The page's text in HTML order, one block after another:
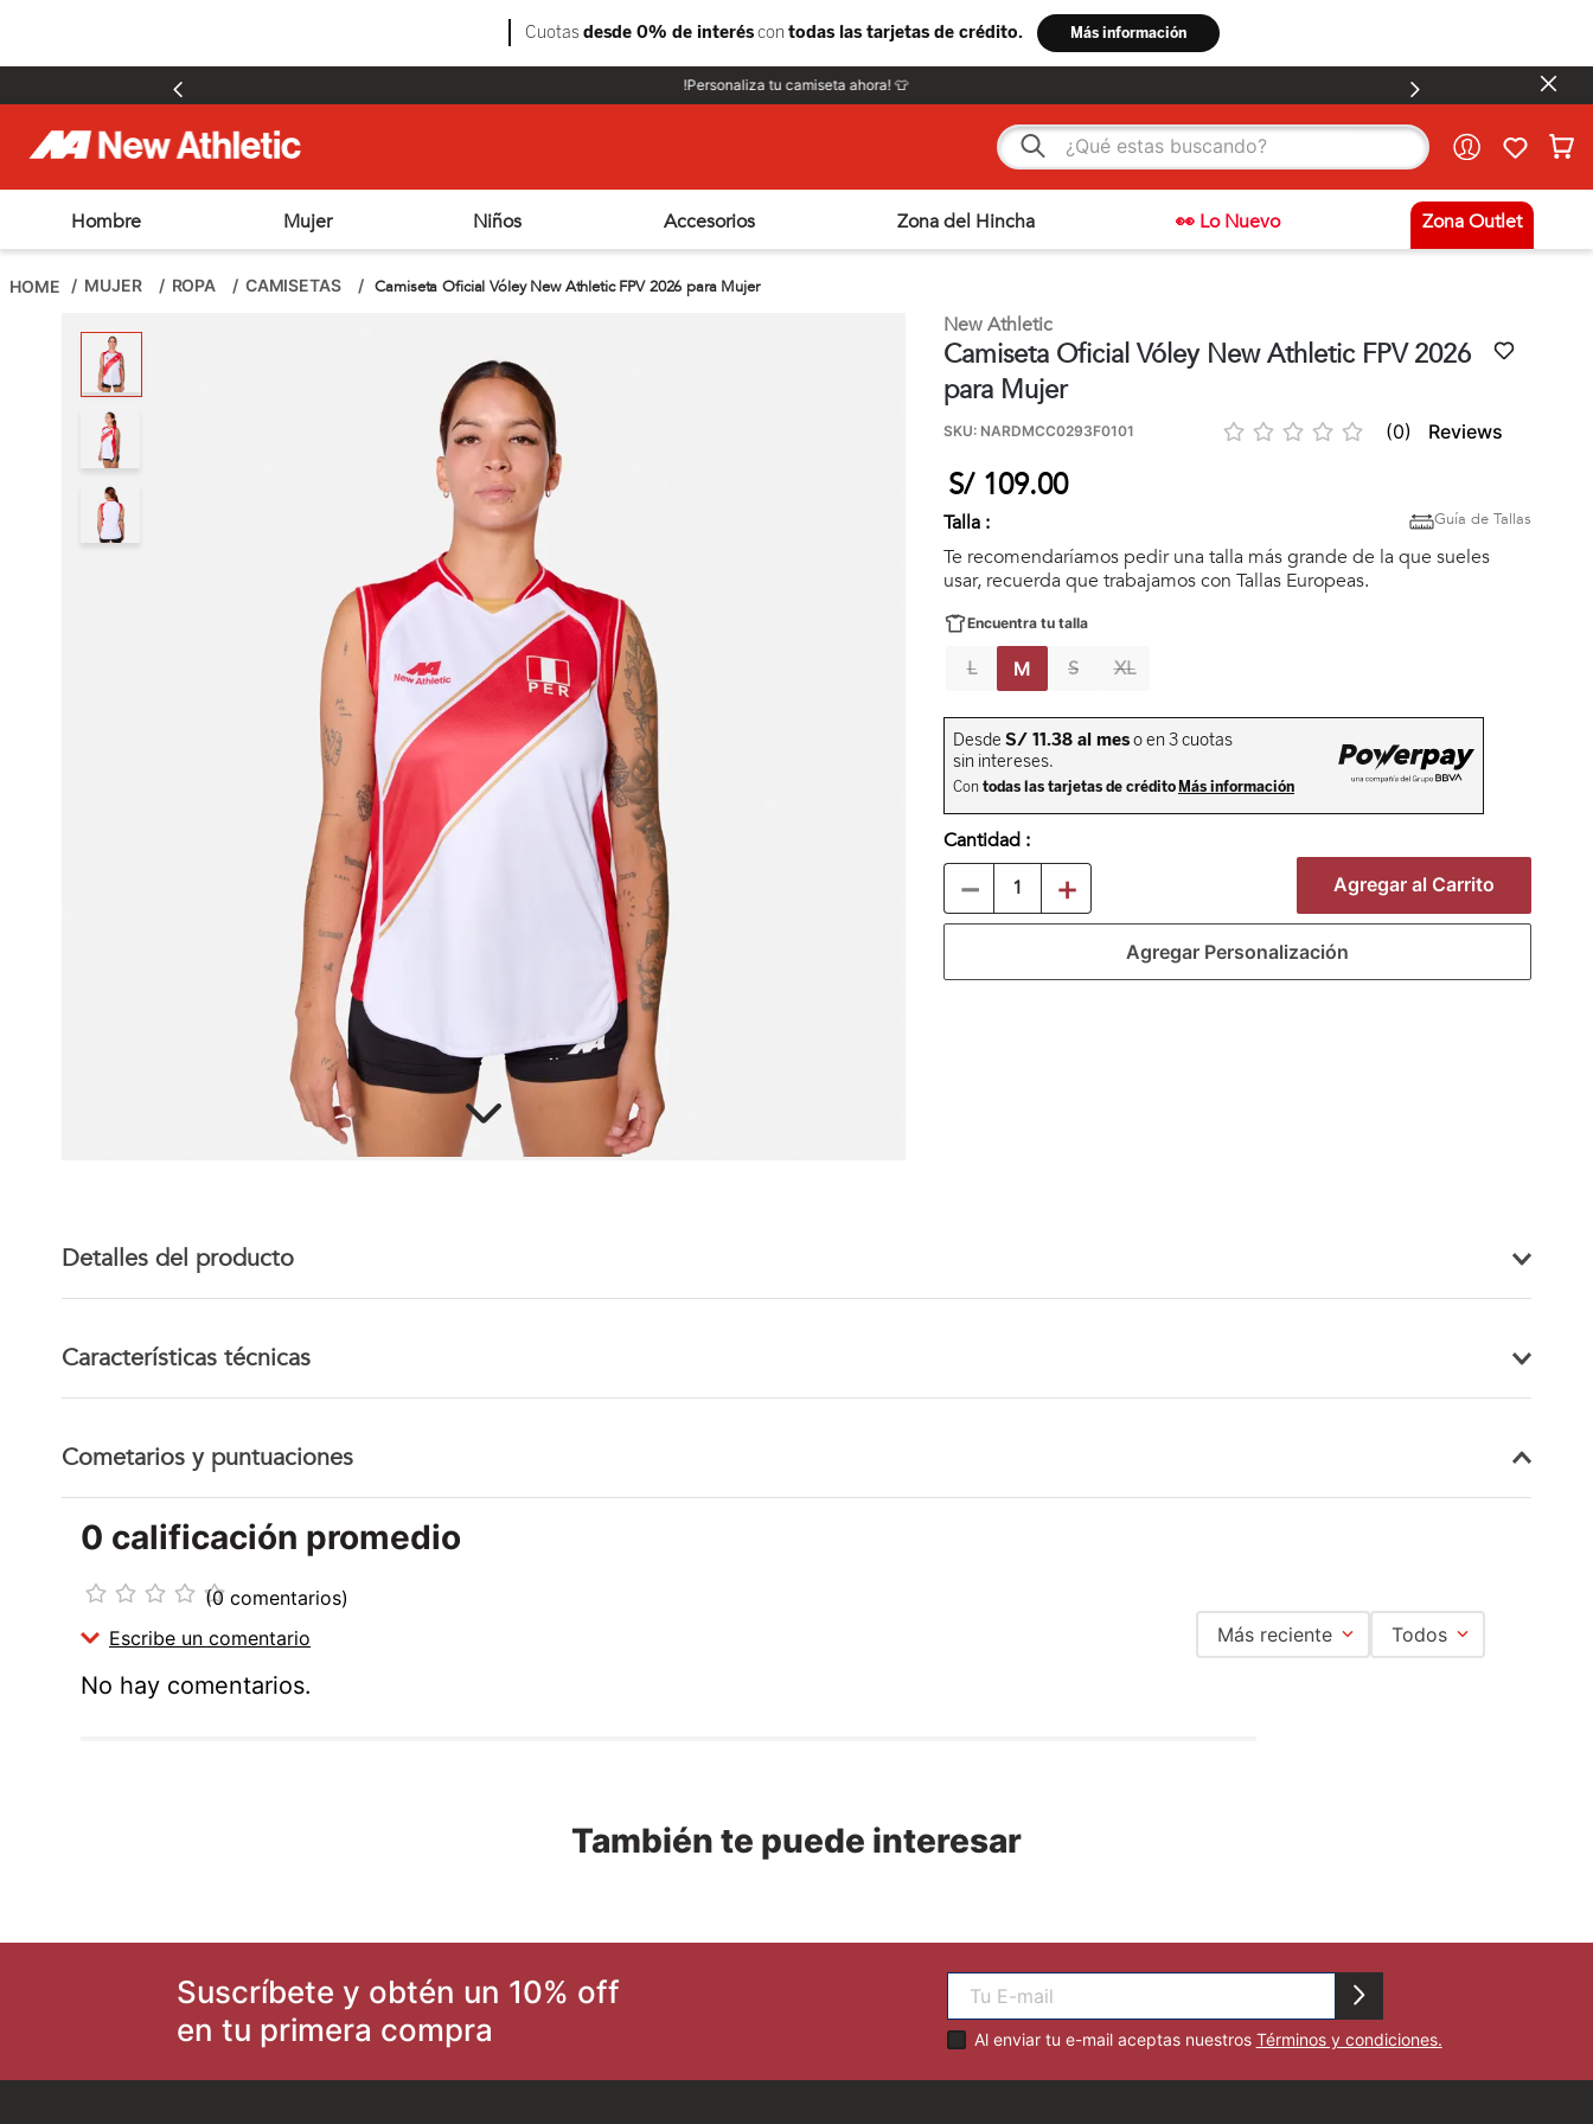
!Personaliza tu camiseta ahora! 👕
¿Qué estas buscando?
Hombre Mujer Niños Accesorios Zona del Hincha 👀 Lo Nuevo Zona Outlet
MUJER ROPA CAMISETAS Camiseta Oficial Vóley New Athletic FPV 2026 para Mujer
New Athletic
Camiseta Oficial Vóley New Athletic FPV 2026
para Mujer
SKU: NARDMCC0293F0101 ☆ ☆ ☆ ☆ ☆ (0)
S/ 109.00
Talla : Guía de Tallas
Te recomendaríamos pedir una talla más grande de la que sueles
usar, recuerda que trabajamos con Tallas Europeas.
Encuentra tu talla
L M S XL
Cantidad
＋
－ Agregar al Carrito
Detalles del producto
Características técnicas
Cometarios y puntuaciones
☆ ☆ ☆ ☆ ☆
0 calificación promedio
(0 comentarios)
Escribe un comentario
Tu nombre
Dirección de email
Más reciente Todos
No hay comentarios.
También te puede interesar
Suscríbete y obtén un 10% off
en tu primera compra
Al enviar tu e-mail aceptas nuestros Términos y condiciones.
.
zapatillas hombre
zapatillas futbol
futbol
zapatillas
outdoor
chimpunes
zapatilla new athletic skateboarding off court 117